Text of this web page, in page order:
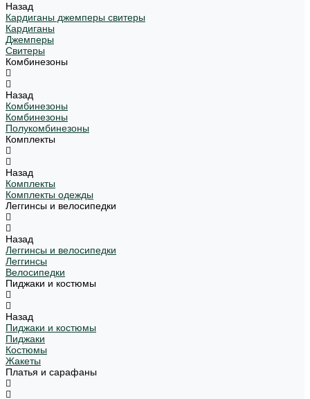
Назад
Кардиганы джемперы свитеры
Кардиганы
Джемперы
Свитеры
Комбинезоны
Назад
Комбинезоны
Комбинезоны
Полукомбинезоны
Комплекты
Назад
Комплекты
Комплекты одежды
Леггинсы и велосипедки
Назад
Леггинсы и велосипедки
Леггинсы
Велосипедки
Пиджаки и костюмы
Назад
Пиджаки и костюмы
Пиджаки
Костюмы
Жакеты
Платья и сарафаны